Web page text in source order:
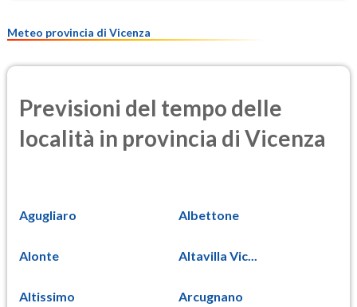
Meteo provincia di Vicenza
Previsioni del tempo delle
località in provincia di Vicenza
Agugliaro Albettone
Alonte Altavilla Vic...
Altissimo Arcugnano